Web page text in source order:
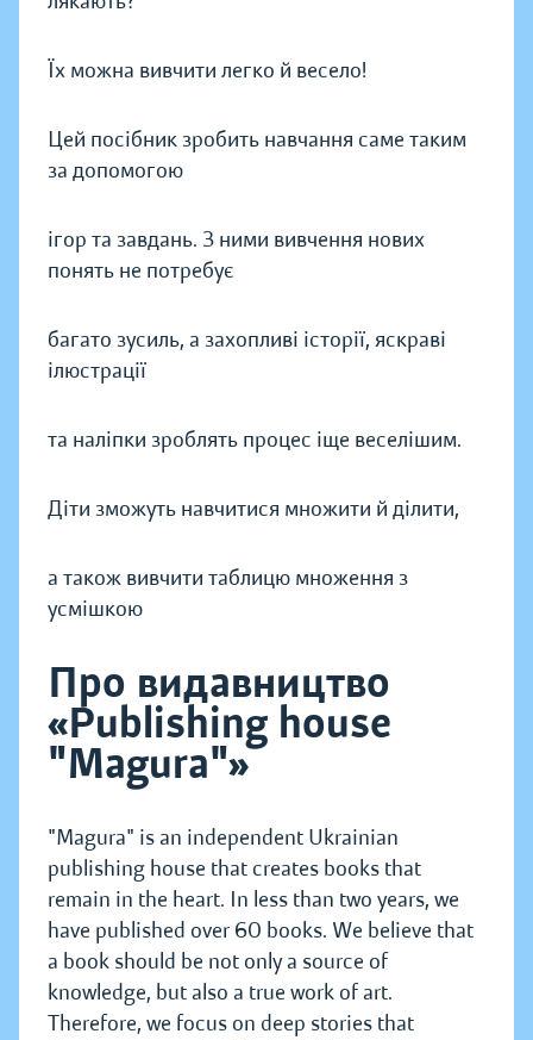
Їх можна вивчити легко й весело!
Цей посібник зробить навчання саме таким
за допомогою
ігор та завдань. З ними вивчення нових
понять не потребує
багато зусиль, а захопливі історії, яскраві
ілюстрації
та наліпки зроблять процес іще веселішим.
Діти зможуть навчитися множити й ділити,
а також вивчити таблицю множення з
усмішкою
Про видавництво
«Publishing house
"Magura"»
"Magura" is an independent Ukrainian
publishing house that creates books that
remain in the heart. In less than two years, we
have published over 60 books. We believe that
a book should be not only a source of
knowledge, but also a true work of art.
Therefore, we focus on deep stories that